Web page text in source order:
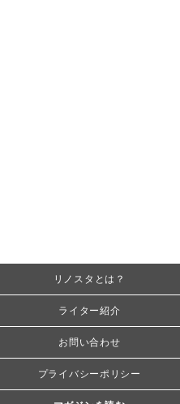
リノスタとは？
ライター紹介
お問い合わせ
プライバシーポリシー